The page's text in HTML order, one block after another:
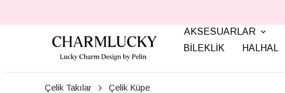
AKSESUARLAR
BİLEKLİK
HALHAL
Çelik Takılar Çelik Küpe